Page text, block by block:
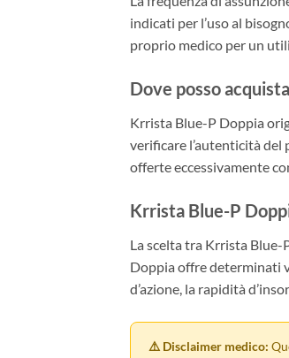
indicati per l’uso al
proprio medico per un
Dove posso
Krrista Blue-P Doppia
verificare l’autenticità
offerte eccessivamente
Krrista Blue-P
La scelta tra Krrista Blue-
Doppia offre determinati
d’azione, la rapidità
⚠️ Disclaimer medico: